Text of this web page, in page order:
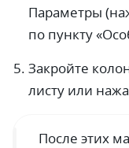
Параметры
по пункту
Закройте
листу или
После этих